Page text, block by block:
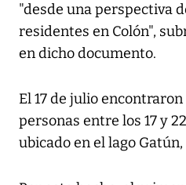
"desde una perspectiva
residentes en Colón",
en dicho documento.
El 17 de julio
personas entre los 17 y
ubicado en el lago